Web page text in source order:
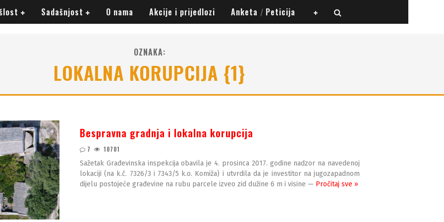
Sadašnjost O nama Akcije i prijedlozi Anketa / Peticija
OZNAKA:
LOKALNA KORUPCIJA {1}
Bespravna gradnja i lokalna korupcija
7 10701
Sažetak Građevinska inspekcija obavila je 4. prosinca 2017. godine nadzor na navedenoj
lokaciji (na k.č. 7326/3 i 7343/5 k.o. Komiža) i utvrdila da je investitor na jugozapadnom
dijelu postojeće građevine na rubu parcele izveo zid dužine 6 m i visine — Pročitaj sve »